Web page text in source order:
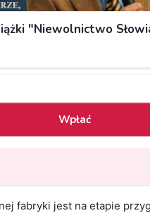
fabryki jest na etapie